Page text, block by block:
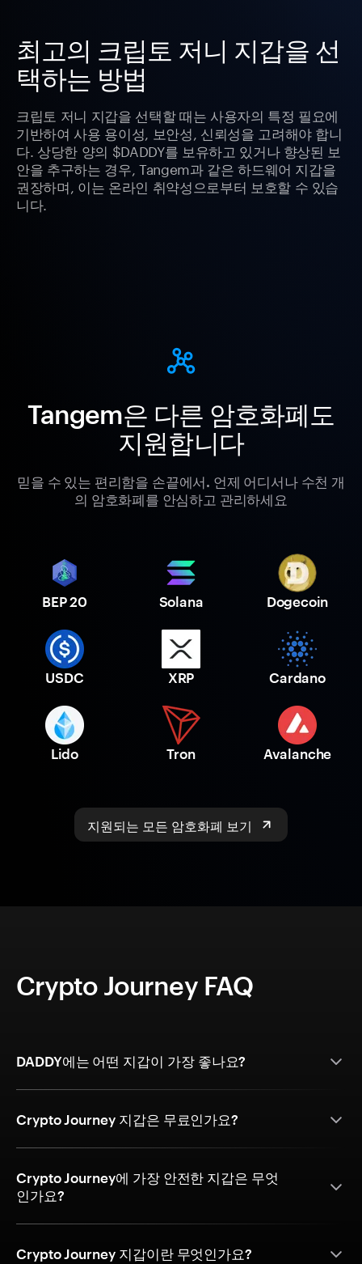
최고의 크립토 저니 지갑을 선
택하는 방법
크립토 저니 지갑을 선택할 때는 사용자의 특정 필요에
기반하여 사용 용이성, 보안성, 신뢰성을 고려해야 합니
다. 상당한 양의 $DADDY를 보유하고 있거나 향상된 보
안을 추구하는 경우, Tangem과 같은 하드웨어 지갑을
권장하며, 이는 온라인 취약성으로부터 보호할 수 있습
니다.
Tangem은 다른 암호화폐도
지원합니다
믿을 수 있는 편리함을 손끝에서. 언제 어디서나 수천 개
의 암호화폐를 안심하고 관리하세요
BEP 20 Solana Dogecoin
USDC XRP Cardano
Lido Tron Avalanche
지원되는 모든 암호화폐 보기
Crypto Journey FAQ
DADDY에는 어떤 지갑이 가장 좋나요?
Crypto Journey 지갑은 무료인가요?
Crypto Journey에 가장 안전한 지갑은 무엇
인가요?
Crypto Journey 지갑이란 무엇인가요?